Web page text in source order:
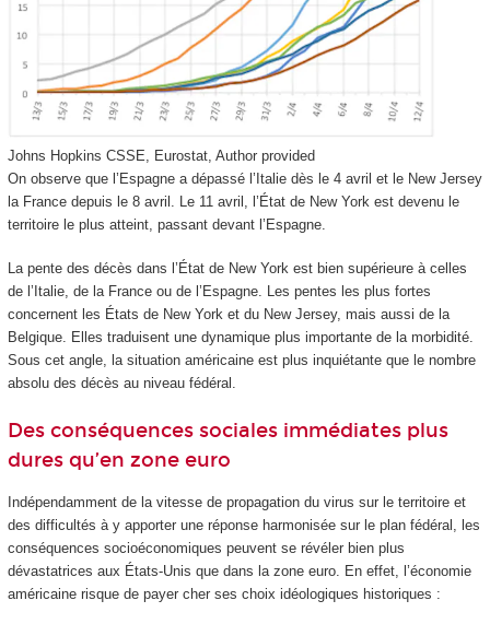
Johns Hopkins CSSE, Eurostat, Author provided
On observe que l’Espagne a dépassé l’Italie dès le 4 avril et le New Jersey
la France depuis le 8 avril. Le 11 avril, l’État de New York est devenu le
territoire le plus atteint, passant devant l’Espagne.
La pente des décès dans l’État de New York est bien supérieure à celles
de l’Italie, de la France ou de l’Espagne. Les pentes les plus fortes
concernent les États de New York et du New Jersey, mais aussi de la
Belgique. Elles traduisent une dynamique plus importante de la morbidité.
Sous cet angle, la situation américaine est plus inquiétante que le nombre
absolu des décès au niveau fédéral.
Des conséquences sociales immédiates plus
dures qu’en zone euro
Indépendamment de la vitesse de propagation du virus sur le territoire et
des difficultés à y apporter une réponse harmonisée sur le plan fédéral, les
conséquences socioéconomiques peuvent se révéler bien plus
dévastatrices aux États-Unis que dans la zone euro. En effet, l’économie
américaine risque de payer cher ses choix idéologiques historiques :